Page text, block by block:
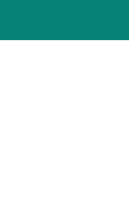
مادرش